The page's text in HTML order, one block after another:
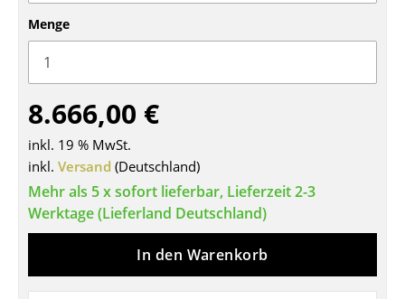
... alle Sitzmöbel
Tische
Esstische
Beistelltische
Couchtische
Schreibtische
Sekretäre & PC-Tische
Menge
8.666,00 €
inkl. 19 % MwSt.
inkl. Versand (Deutschland)
Mehr als 5 x sofort lieferbar, Lieferzeit 2-3
Werktage (Lieferland Deutschland)
In den Warenkorb